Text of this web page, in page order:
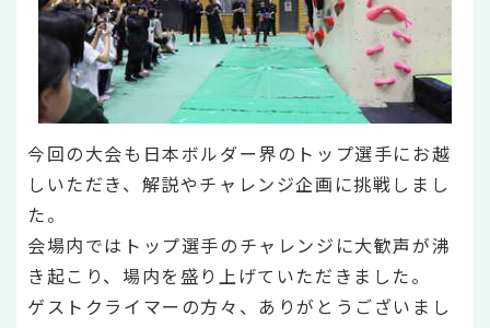
今回の大会も日本ボルダー界のトップ選手にお越
しいただき、解説やチャレンジ企画に挑戦しまし
た。
会場内ではトップ選手のチャレンジに大歓声が沸
き起こり、場内を盛り上げていただきました。
ゲストクライマーの方々、ありがとうございまし